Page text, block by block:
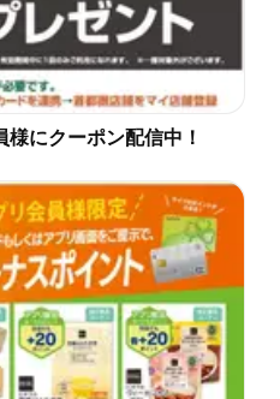
にクーポン配信中！